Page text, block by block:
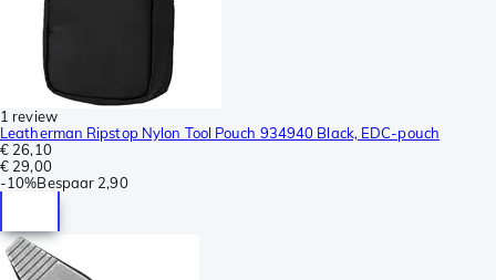
1 review
Leatherman Ripstop Nylon Tool Pouch 934940 Black, EDC-pouch
€ 26,10
€ 29,00
-10%Bespaar 2,90